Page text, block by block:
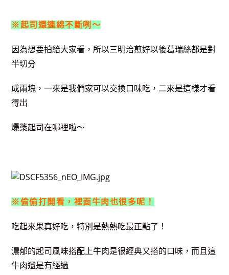
※起司還連綿不斷咧～
因為想要拍給大家看，所以三明治煎好以後葛瑞絲都是對
半切分
成兩塊，一來是我們家可以交換口味吃，二來是這樣才看
得出
爆漿起司在哪裡啦～
※偷偷打開看，裡面牛肉也很多呢！
吃起來果真好吃，特別是熱熱吃最正點了！
濃郁的起司風味搭配上牛肉是很經典又搭的口味，而且這
牛肉還是有經過